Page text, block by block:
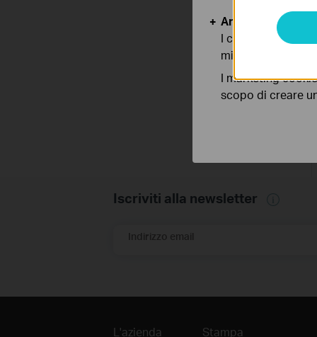
Iscriviti alla newsletter
Indirizzo email
L'azienda Stampa
Analytics e
I cookies analitici
migliorarne le
I marketing
scopo di creare